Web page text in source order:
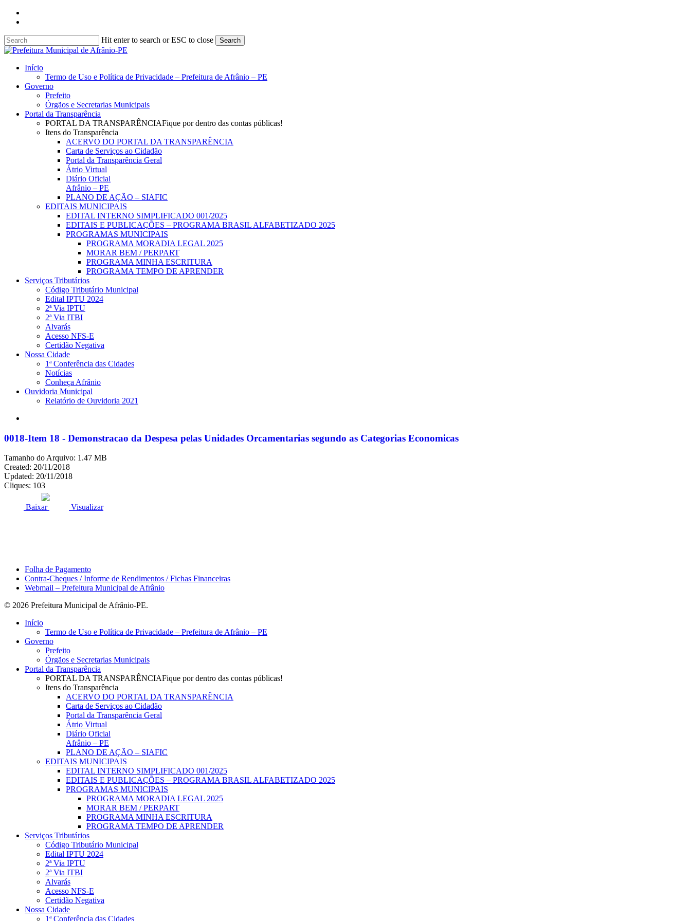
Skip
content
Hit enter to search or ESC to close Search
Close
search
Menu
Início
Termo de Uso e Política de Privacidade – Prefeitura de Afrânio – PE
Governo
Prefeito
Órgãos e Secretarias Municipais
Portal da Transparência
PORTAL DA TRANSPARÊNCIAFique por dentro das contas públicas!
Itens do Transparência
ACERVO DO PORTAL DA TRANSPARÊNCIA
Carta de Serviços ao Cidadão
Portal da Transparência Geral
Átrio Virtual
Diário Oficial
Afrânio – PE
PLANO DE AÇÃO – SIAFIC
EDITAIS MUNICIPAIS
EDITAL INTERNO SIMPLIFICADO 001/2025
EDITAIS E PUBLICAÇÕES – PROGRAMA BRASIL ALFABETIZADO 2025
PROGRAMAS MUNICIPAIS
PROGRAMA MORADIA LEGAL 2025
MORAR BEM / PERPART
PROGRAMA MINHA ESCRITURA
PROGRAMA TEMPO DE APRENDER
Serviços Tributários
Código Tributário Municipal
Edital IPTU 2024
2ª Via IPTU
2ª Via ITBI
Alvarás
Acesso NFS-E
Certidão Negativa
Nossa Cidade
1ª Conferência das Cidades
Notícias
Conheça Afrânio
Ouvidoria Municipal
Relatório de Ouvidoria 2021
0018-Item 18 - Demonstracao da Despesa pelas Unidades Orcamentarias segundo as Categorias Economicas
Tamanho do Arquivo: 1.47 MB
Created: 20/11/2018
Updated: 20/11/2018
Cliques: 103
Baixar Visualizar
Folha de Pagamento
Contra-Cheques / Informe de Rendimentos / Fichas Financeiras
Webmail – Prefeitura Municipal de Afrânio
© 2026 Prefeitura Municipal de Afrânio-PE.
Close
Início
Termo de Uso e Política de Privacidade – Prefeitura de Afrânio – PE
Governo
Prefeito
Órgãos e Secretarias Municipais
Portal da Transparência
PORTAL DA TRANSPARÊNCIAFique por dentro das contas públicas!
Itens do Transparência
ACERVO DO PORTAL DA TRANSPARÊNCIA
Carta de Serviços ao Cidadão
Portal da Transparência Geral
Átrio Virtual
Diário Oficial
Afrânio – PE
PLANO DE AÇÃO – SIAFIC
EDITAIS MUNICIPAIS
EDITAL INTERNO SIMPLIFICADO 001/2025
EDITAIS E PUBLICAÇÕES – PROGRAMA BRASIL ALFABETIZADO 2025
PROGRAMAS MUNICIPAIS
PROGRAMA MORADIA LEGAL 2025
MORAR BEM / PERPART
PROGRAMA MINHA ESCRITURA
PROGRAMA TEMPO DE APRENDER
Serviços Tributários
Código Tributário Municipal
Edital IPTU 2024
2ª Via IPTU
2ª Via ITBI
Alvarás
Acesso NFS-E
Certidão Negativa
Nossa Cidade
1ª Conferência das Cidades